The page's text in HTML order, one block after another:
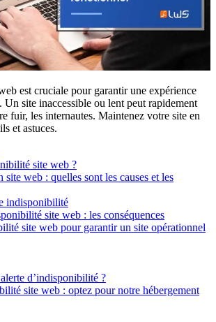
est cruciale pour garantir une expérience
site inaccessible ou lent peut rapidement
fuir, les internautes. Maintenez votre site en
et astuces.
site web ?
web : quelles sont les causes et les
indisponibilité
site web : les conséquences
site web pour garantir un site opérationnel
d’indisponibilité ?
site web : optez pour notre hébergement